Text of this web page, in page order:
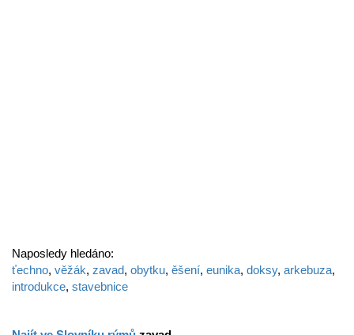
Naposledy hledáno:
ťechno, věžák, zavad, obytku, ěšení, eunika, doksy, arkebuza,
introdukce, stavebnice